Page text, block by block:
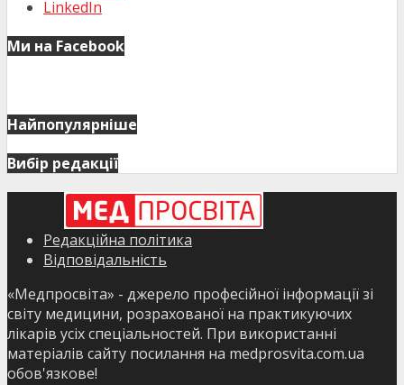
LinkedIn
Ми на Facebook
Найпопулярніше
Вибір редакції
Редакційна політика
Відповідальність
«Медпросвіта» - джерело професійної інформації зі
світу медицини, розрахованої на практикуючих
лікарів усіх спеціальностей. При використанні
матеріалів сайту посилання на medprosvita.com.ua
обов'язкове!